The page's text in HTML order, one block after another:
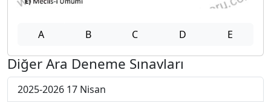
A B C D E
Diğer Ara Deneme Sınavları
2025-2026 17 Nisan